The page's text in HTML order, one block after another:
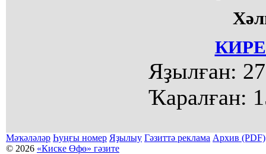
Яҙылған:
Ҡаралған:
Мәҡәләләр Һуңғы номер Яҙылыу Гәзиттә реклама Архив (PDF)
© 2026 «Киске Өфө» гәзите